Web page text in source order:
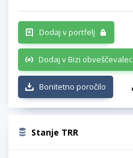
Dodaj v portfelj
Dodaj v Bizi obveščevalec
Bonitetno poročilo
Stanje TRR